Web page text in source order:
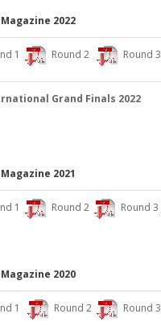
2022
1 Round 2 Round 3
Grand Finals 2022
2021
1 Round 2 Round 3
2020
1 Round 2 Round 3